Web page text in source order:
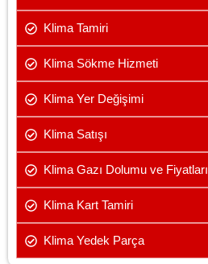
Klima Tamiri
Klima Sökme Hizmeti
Klima Yer Değişimi
Klima Satışı
Klima Gazı Dolumu ve Fiyatları
Klima Kart Tamiri
Klima Yedek Parça